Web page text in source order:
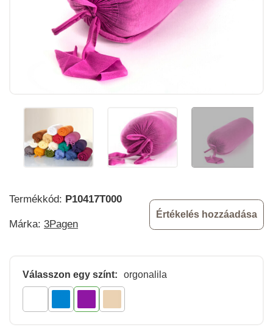
Termékkód: P10417T000
Márka: 3Pagen
Értékelés hozzáadása
Válasszon egy színt: orgonalila